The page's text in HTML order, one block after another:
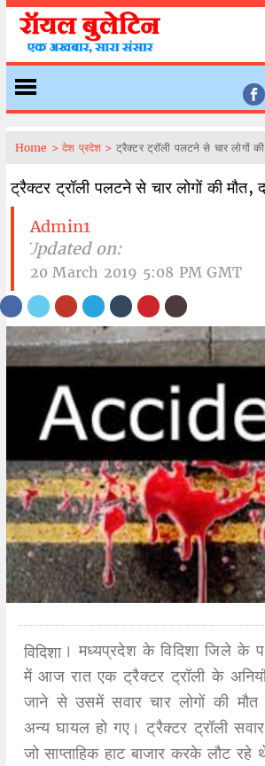
Home > देश प्रदेश > ट्रैक्टर ट्रॉली पलटने से चार लोगों
ट्रैक्टर ट्रॉली पलटने से चार लोगों की मौत,
Admin1
| Updated on:
20 March 2019 5:08 PM GMT
विदिशा।मध्यप्रदेश के विदिशा जिले के
में आज रात एक ट्रैक्टर ट्रॉली के
जाने से उसमें सवार चार लोगों की
अन्य घायल हो गए। ट्रैक्टर ट्रॉली
जो साप्ताहिक हाट बाजार करके लौट रहे